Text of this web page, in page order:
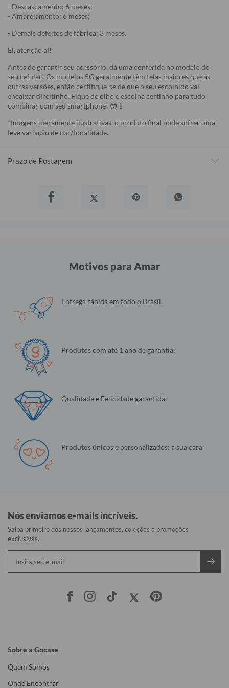
- Descascamento: 6 meses;
- Amarelamento: 6 meses;
- Demais defeitos de fábrica: 3 meses.
Ei, atenção aí!
Antes de garantir seu acessório, dá uma conferida no modelo do
seu celular! Os modelos 5G geralmente têm telas maiores que as
outras versões, então certifique-se de que o seu escolhido vai
encaixar direitinho. Fique de olho e escolha certinho para tudo
combinar com seu smartphone! 😎📱
*Imagens meramente ilustrativas, o produto final pode sofrer uma
leve variação de cor/tonalidade.
Prazo de Postagem
Motivos para Amar
Entrega rápida em todo o Brasil.
Produtos com até 1 ano de garantia.
Qualidade e Felicidade garantida.
Produtos únicos e personalizados: a sua cara.
Nós enviamos e-mails incríveis.
Saiba primeiro dos nossos lançamentos, coleções e promoções
exclusivas.
Sobre a Gocase
Quem Somos
Onde Encontrar